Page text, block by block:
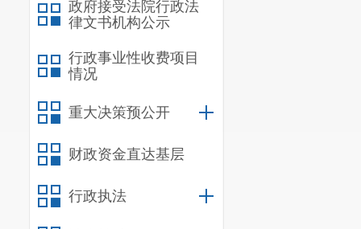
政府接受法院行政法
律文书机构公示
行政事业性收费项目
情况
重大决策预公开
财政资金直达基层
行政执法